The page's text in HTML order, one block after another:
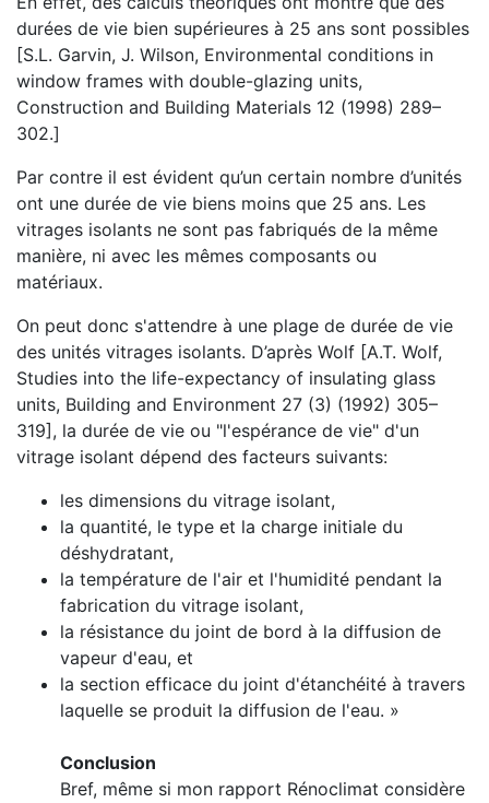
durées de vie bien supérieures à 25 ans sont possibles
[S.L. Garvin, J. Wilson, Environmental conditions in
window frames with double-glazing units,
Construction and Building Materials 12 (1998) 289–
302.]
Par contre il est évident qu’un certain nombre d’unités
ont une durée de vie biens moins que 25 ans. Les
vitrages isolants ne sont pas fabriqués de la même
manière, ni avec les mêmes composants ou
matériaux.
On peut donc s'attendre à une plage de durée de vie
des unités vitrages isolants. D’après Wolf [A.T. Wolf,
Studies into the life-expectancy of insulating glass
units, Building and Environment 27 (3) (1992) 305–
319], la durée de vie ou "l'espérance de vie" d'un
vitrage isolant dépend des facteurs suivants:
les dimensions du vitrage isolant,
la quantité, le type et la charge initiale du
déshydratant,
la température de l'air et l'humidité pendant la
fabrication du vitrage isolant,
la résistance du joint de bord à la diffusion de
vapeur d'eau, et
la section efficace du joint d'étanchéité à travers
laquelle se produit la diffusion de l'eau. »
Conclusion
Bref, même si mon rapport Rénoclimat considère